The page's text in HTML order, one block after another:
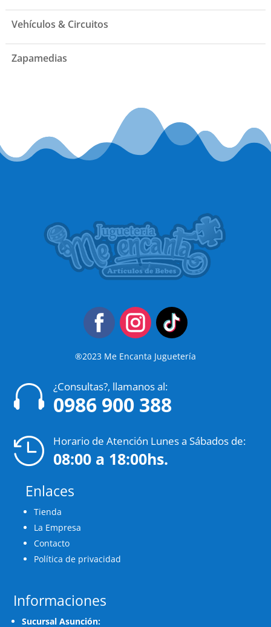
Vehículos & Circuitos
Zapamedias
®2023 Me Encanta Juguetería
 ¿Consultas?, llamanos al:
0986 900 388
 Horario de Atención Lunes a Sábados de:
08:00 a 18:00hs.
Enlaces
Tienda
La Empresa
Contacto
Política de privacidad
Informaciones
Sucursal Asunción: